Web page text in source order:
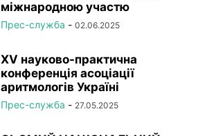
міжнародною участю
Прес-служба - 02.06.2025
XV науково-практична
конференція асоціації
аритмологів Україні
Прес-служба - 27.05.2025